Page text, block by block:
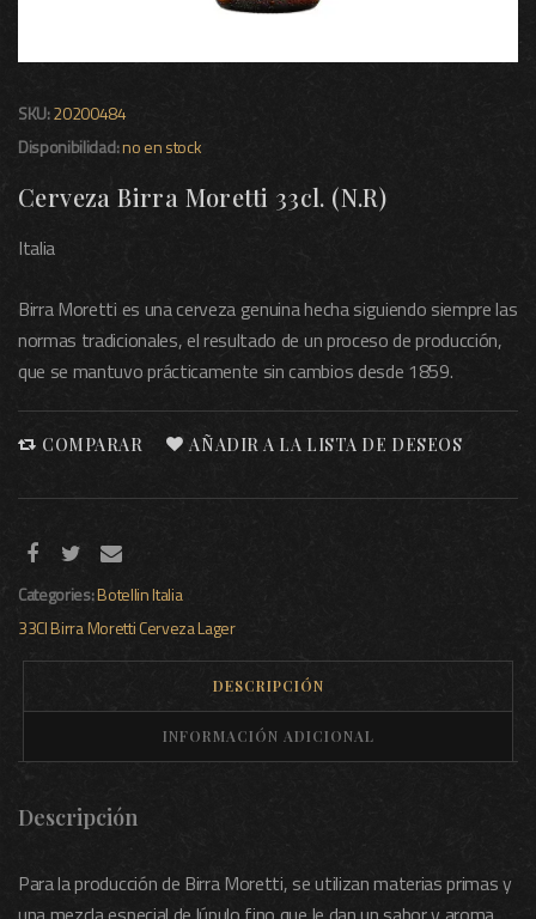
SKU:20200484
Disponibilidad:no en stock
Cerveza Birra Moretti 33cl. (N.R)
Italia
Birra Moretti es una cerveza genuina hecha siguiendo siempre las
normas tradicionales, el resultado de un proceso de producción,
que se mantuvo prácticamente sin cambios desde 1859.
COMPARAR AÑADIR A LA LISTA DE DESEOS
Categories:BotellinItalia
33ClBirra MorettiCervezaLager
DESCRIPCIÓN
INFORMACIÓN ADICIONAL
Descripción
Para la producción de Birra Moretti, se utilizan materias primas y